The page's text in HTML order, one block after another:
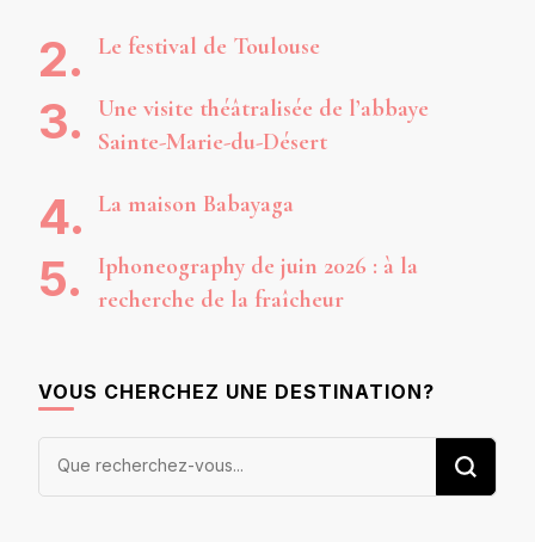
Le festival de Toulouse
Une visite théâtralisée de l’abbaye
Sainte-Marie-du-Désert
La maison Babayaga
Iphoneography de juin 2026 : à la
recherche de la fraîcheur
VOUS CHERCHEZ UNE DESTINATION?
Vous